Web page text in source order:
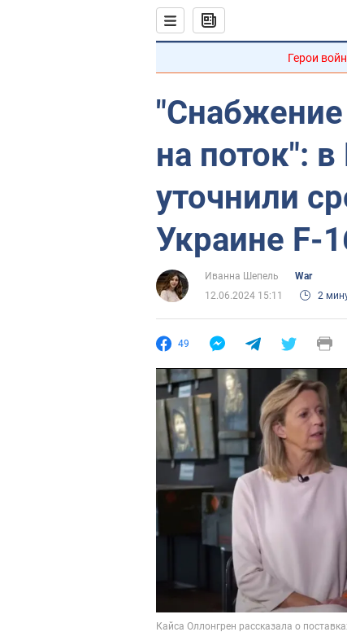
Герои
"Снабжение
на поток":
уточнили
Украине F-
Иванна Шепель
War
12.06.2024 15:11
2
49